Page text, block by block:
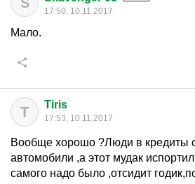
17:50, 10.11.2017
Мало.
T Tiris
17:53, 10.11.2017
Вообще хорошо ?Люди в кредиты
автомобили ,а этот мудак
самого надо было ,отсидит